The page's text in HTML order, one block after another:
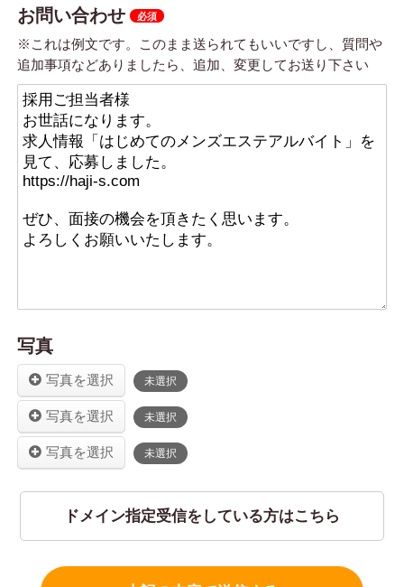
お問い合わせ
※これは例文です。このまま送られてもいいですし、質問や
追加事項などありましたら、追加、変更してお送り下さい
写真
写真を選択 未選択
写真を選択 未選択
写真を選択 未選択
ドメイン指定受信をしている方はこちら